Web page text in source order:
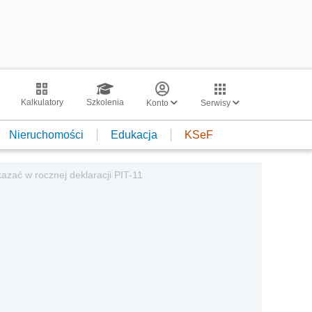
Kalkulatory Szkolenia Konto Serwisy
Nieruchomości Edukacja KSeF
w rocznej deklaracji PIT-11